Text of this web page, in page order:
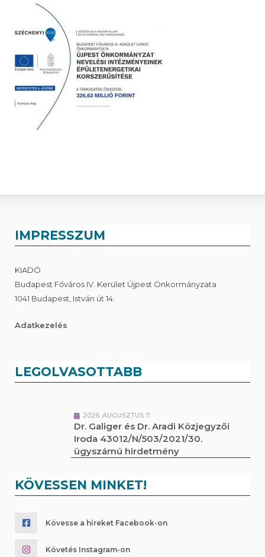
IMPRESSZUM
KIADÓ
Budapest Főváros IV. Kerület Újpest Önkormányzata
1041 Budapest, István út 14.
Adatkezelés
LEGOLVASOTTABB
2026. AUGUSZTUS 7.
Dr. Galiger és Dr. Aradi Közjegyzői
Iroda 43012/N/503/2021/30.
ügyszámú hirdetmény
KÖVESSEN MINKET!
Kövesse a híreket Facebook-on
Követés Instagram-on